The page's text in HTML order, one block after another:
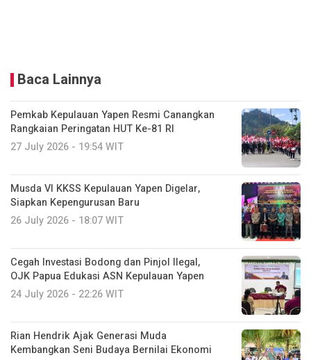
Baca Lainnya
Pemkab Kepulauan Yapen Resmi Canangkan
Rangkaian Peringatan HUT Ke-81 RI
27 July 2026 - 19:54 WIT
Musda VI KKSS Kepulauan Yapen Digelar,
Siapkan Kepengurusan Baru
26 July 2026 - 18:07 WIT
Cegah Investasi Bodong dan Pinjol Ilegal,
OJK Papua Edukasi ASN Kepulauan Yapen
24 July 2026 - 22:26 WIT
Rian Hendrik Ajak Generasi Muda
Kembangkan Seni Budaya Bernilai Ekonomi